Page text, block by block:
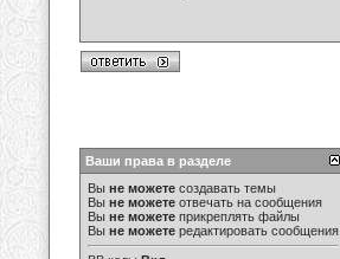
Ваши права в разделе
Вы не можете создавать темы
Вы не можете отвечать на сообщения
Вы не можете прикреплять файлы
Вы не можете редактировать сообщения